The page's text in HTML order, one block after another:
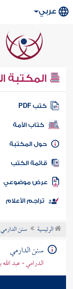
عربي
المكتبة
كتب PDF
كتاب الأمة
المكتبة
الكتب
موضوعي
تراجم الأعلام
الرئيسية سنن الدارمي
سنن الدارمي
الدرامي - عبد